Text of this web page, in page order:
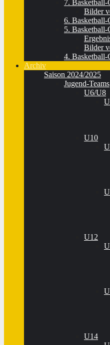
7. Basketball-
Bilder
6. Basketball-
5. Basketball-
Bilder
4. Basketball-
Archiv
Saison 2024/2025
Jugend-Teams
U6/U8
U10
U12
U14